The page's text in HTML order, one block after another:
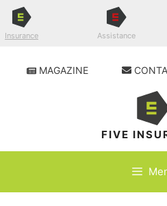
Aller
contenu
Insurance Assistance
MAGAZINE
FIVE